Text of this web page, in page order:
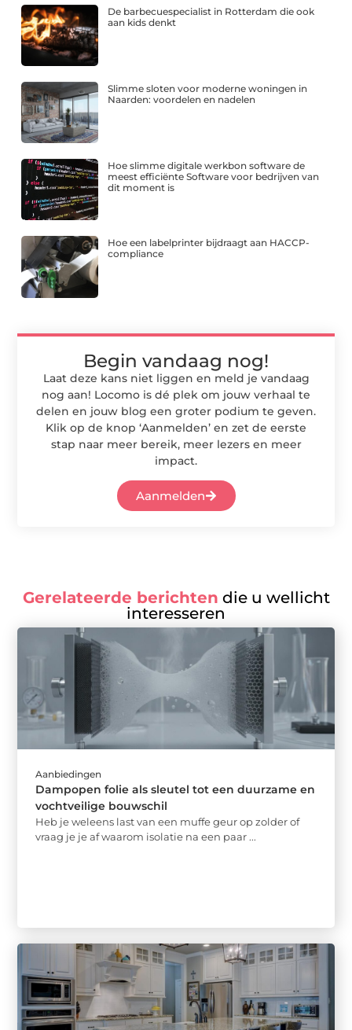
De barbecuespecialist in Rotterdam die ook
aan kids denkt
Slimme sloten voor moderne woningen in
Naarden: voordelen en nadelen
Hoe slimme digitale werkbon software de
meest efficiënte Software voor bedrijven van
dit moment is
Hoe een labelprinter bijdraagt aan HACCP-
compliance
Begin vandaag nog!
Laat deze kans niet liggen en meld je vandaag
nog aan! Locomo is dé plek om jouw verhaal te
delen en jouw blog een groter podium te geven.
Klik op de knop ‘Aanmelden’ en zet de eerste
stap naar meer bereik, meer lezers en meer
impact.
Aanmelden
Gerelateerde berichten die u wellicht
interesseren
Aanbiedingen
Dampopen folie als sleutel tot een duurzame en
vochtveilige bouwschil
Heb je weleens last van een muffe geur op zolder of
vraag je je af waarom isolatie na een paar ...